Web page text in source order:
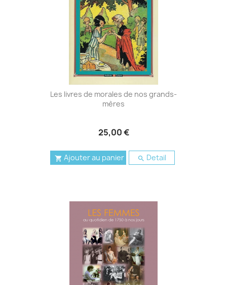
Les livres de morales de nos grands-
mères
25,00 €
 Ajouter au panier  Detail